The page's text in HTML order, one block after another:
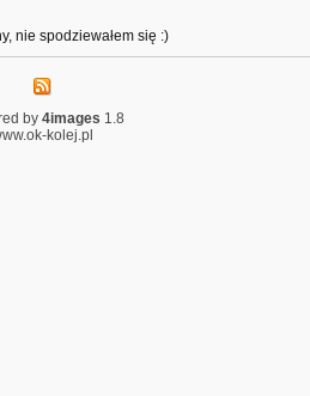
nie spodziewałem się :)
by 4images 1.8
kolej.pl